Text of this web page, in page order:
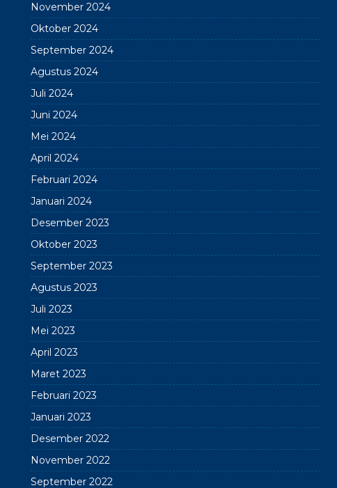
November 2024
Oktober 2024
September 2024
Agustus 2024
Juli 2024
Juni 2024
Mei 2024
April 2024
Februari 2024
Januari 2024
Desember 2023
Oktober 2023
September 2023
Agustus 2023
Juli 2023
Mei 2023
April 2023
Maret 2023
Februari 2023
Januari 2023
Desember 2022
November 2022
September 2022